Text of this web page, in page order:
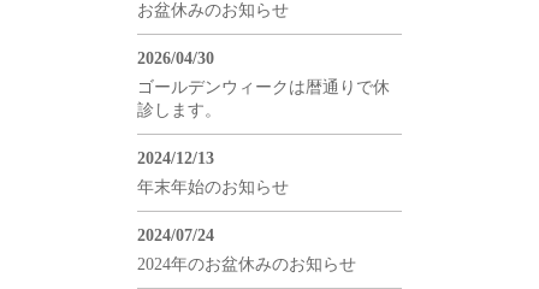
お盆休みのお知らせ
2026/04/30
ゴールデンウィークは暦通りで休
診します。
2024/12/13
年末年始のお知らせ
2024/07/24
2024年のお盆休みのお知らせ